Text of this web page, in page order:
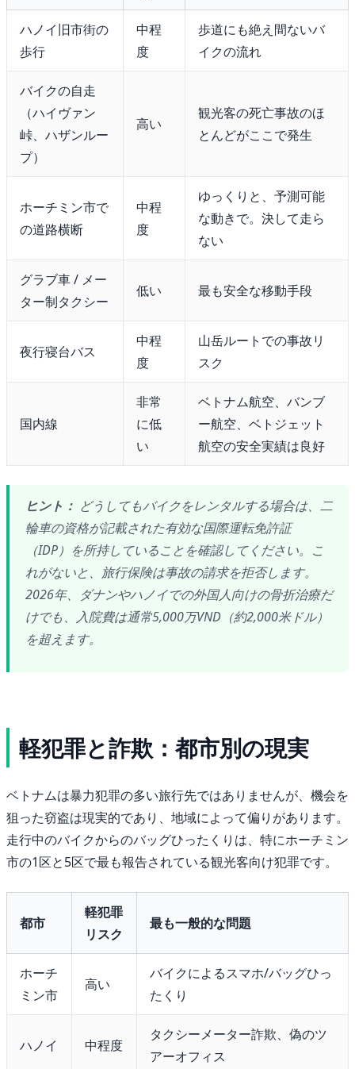
ハノイ旧市街の
歩行
中程
度
歩道にも絶え間ないバ
イクの流れ
バイクの自走
（ハイヴァン
峠、ハザンルー
プ）
高い
観光客の死亡事故のほ
とんどがここで発生
ホーチミン市で
の道路横断
中程
度
ゆっくりと、予測可能
な動きで。決して走ら
ない
グラブ車 / メー
ター制タクシー
低い 最も安全な移動手段
夜行寝台バス
中程
度
山岳ルートでの事故リ
スク
国内線
非常
に低
い
ベトナム航空、バンブ
ー航空、ベトジェット
航空の安全実績は良好
ヒント： どうしてもバイクをレンタルする場合は、二
輪車の資格が記載された有効な国際運転免許証
（IDP）を所持していることを確認してください。こ
れがないと、旅行保険は事故の請求を拒否します。
2026年、ダナンやハノイでの外国人向けの骨折治療だ
けでも、入院費は通常5,000万VND（約2,000米ドル）
を超えます。
軽犯罪と詐欺：都市別の現実
ベトナムは暴力犯罪の多い旅行先ではありませんが、機会を
狙った窃盗は現実的であり、地域によって偏りがあります。
走行中のバイクからのバッグひったくりは、特にホーチミン
市の1区と5区で最も報告されている観光客向け犯罪です。
都市
軽犯罪
リスク
最も一般的な問題
ホーチ
ミン市
高い
バイクによるスマホ/バッグひっ
たくり
ハノイ 中程度
タクシーメーター詐欺、偽のツ
アーオフィス